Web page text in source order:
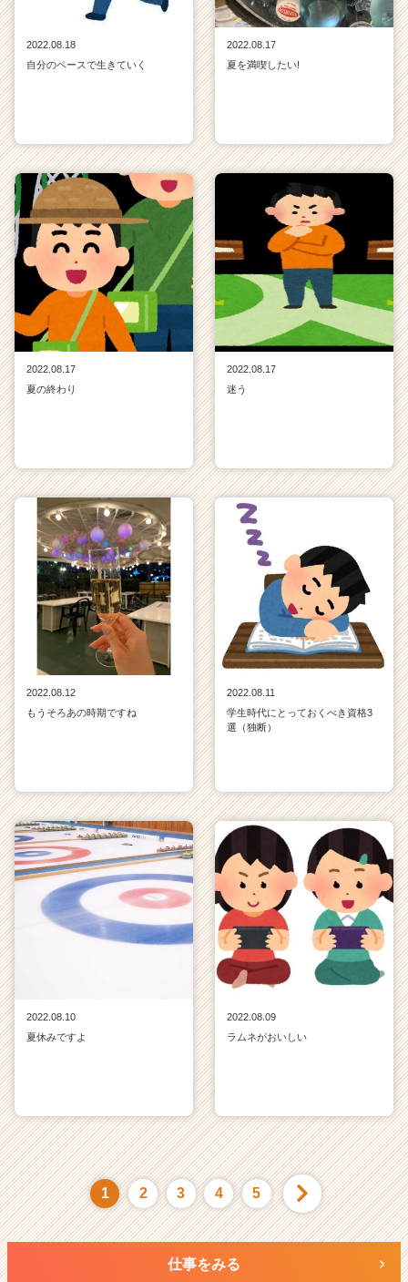
2022.08.18
自分のペースで生きていく
2022.08.17
夏を満喫したい!
2022.08.17
夏の終わり
2022.08.17
迷う
2022.08.12
もうそろあの時期ですね
2022.08.11
学生時代にとっておくべき資格3
選（独断）
2022.08.10
夏休みですよ
2022.08.09
ラムネがおいしい
1 2 3 4 5
仕事をみる